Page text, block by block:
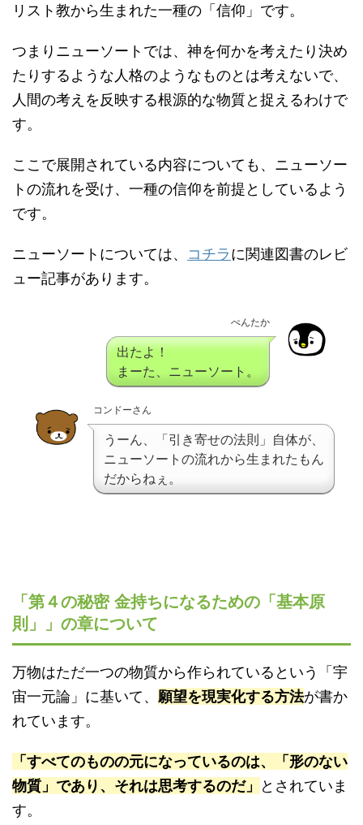
リスト教から生まれた一種の「信仰」です。
つまりニューソートでは、神を何かを考えたり決め
たりするような人格のようなものとは考えないで、
人間の考えを反映する根源的な物質と捉えるわけで
す。
ここで展開されている内容についても、ニューソー
トの流れを受け、一種の信仰を前提としているよう
です。
ニューソートについては、 コチラに関連図書のレビ
ュー記事があります。
ぺんたか
出たよ！
まーた、ニューソート。
コンドーさん
うーん、「引き寄せの法則」自体が、
ニューソートの流れから生まれたもん
だからねぇ。
「第４の秘密 金持ちになるための「基本原
則」」の章について
万物はただ一つの物質から作られているという「宇
宙一元論」に基いて、 願望を現実化する方法が書か
れています。
「すべてのものの元になっているのは、「形のない
物質」であり、それは思考するのだ」
とされていま
す。